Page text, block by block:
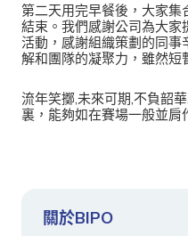
第二天用完早餐後，大家
結束。我們感謝公司為大
活動，感謝組織策劃的同
解和團隊的凝聚力，雖然短
流年笑擲,未來可期,不負韶
裏，能夠如在賽場一般並肩
關於BIPO